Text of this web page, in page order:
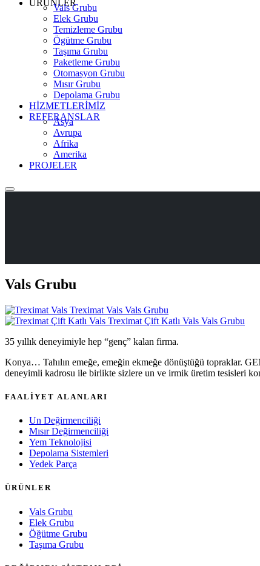
ÜRÜNLER
Vals Grubu
Elek Grubu
Temizleme Grubu
Ögütme Grubu
Taşıma Grubu
Paketleme Grubu
Otomasyon Grubu
Mısır Grubu
Depolama Grubu
HİZMETLERİMİZ
REFERANSLAR
Asya
Avrupa
Afrika
Amerika
PROJELER
Vals Grubu
Treximat Vals Vals Grubu
Treximat Çift Katlı Vals Vals Grubu
35 yıllık deneyimiyle hep “genç” kalan firma.
Konya… Tahılın emeğe, emeğin ekmeğe dönüştüğü topraklar.
deneyimli kadrosu ile birlikte sizlere un ve irmik üretim tesisleri
FAALİYET ALANLARI
Un Değirmenciliği
Mısır Değirmenciliği
Yem Teknolojisi
Depolama Sistemleri
Yedek Parça
ÜRÜNLER
Vals Grubu
Elek Grubu
Öğütme Grubu
Taşıma Grubu